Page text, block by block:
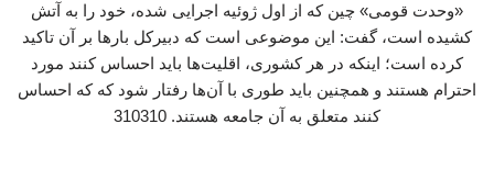
«وحدت قومی» چین که از اول ژوئیه اجرایی شده، خود را به آتش
کشیده است، گفت: این موضوعی است که دبیرکل بارها بر آن تاکید
کرده است؛ اینکه در هر کشوری، اقلیت‌ها باید احساس کنند مورد
احترام هستند و همچنین باید طوری با آن‌ها رفتار شود که که احساس
کنند متعلق به آن جامعه هستند. 310310